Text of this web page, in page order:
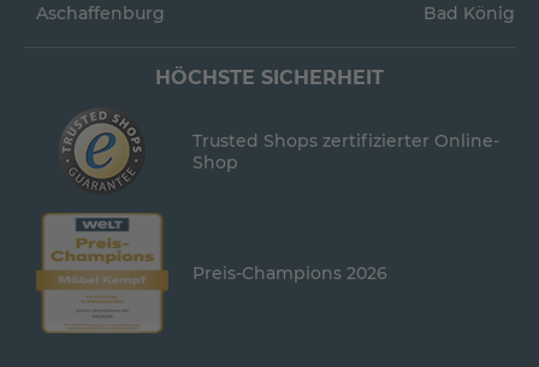
Aschaffenburg Bad König
HÖCHSTE SICHERHEIT
Trusted Shops zertifizierter Online-
Shop
Preis-Champions 2026